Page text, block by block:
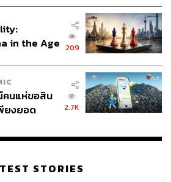
Service Treatment ราคา
าคาผมยาว 6,000 บาท)
น.
รึกษาบริการได้ที่ LINE ID:
2610 9627 (สาขาพารากอน) และ
อ็มโพเรียม)
in the Age
209
คนแห่ขอสิน
ยงยอด
2.7K
STORIES